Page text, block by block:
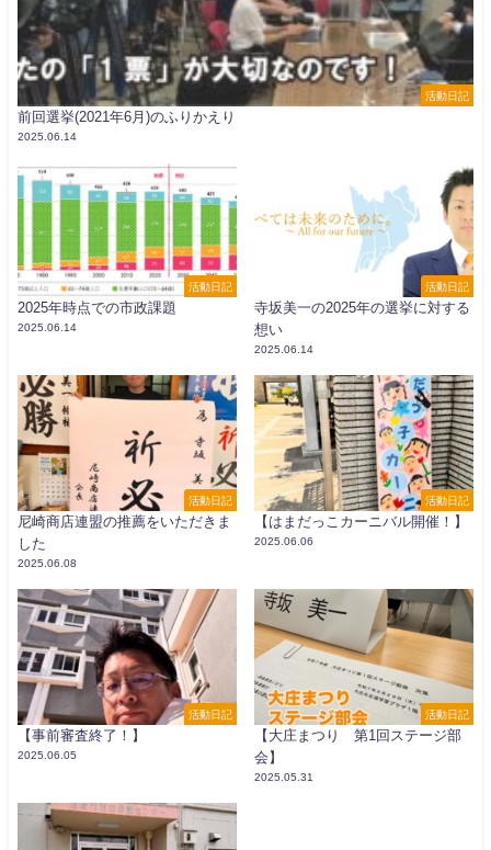
活動日記
前回選挙(2021年6月)のふりかえり
2025.06.14
活動日記
2025年時点での市政課題
2025.06.14
活動日記
寺坂美一の2025年の選挙に対する
想い
2025.06.14
活動日記
尼崎商店連盟の推薦をいただきま
した
2025.06.08
活動日記
【はまだっこカーニバル開催！】
2025.06.06
活動日記
【事前審査終了！】
2025.06.05
活動日記
【大庄まつり 第1回ステージ部
会】
2025.05.31